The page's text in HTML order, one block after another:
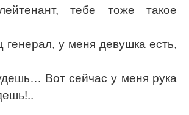
тебе тоже такое
у меня девушка есть,
Вот сейчас у меня рука